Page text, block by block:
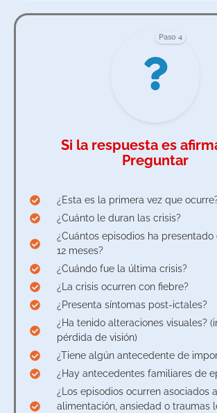
Si la respuesta es
Preguntar
Paso 4
¿Esta es la primera vez que
¿Cuánto le duran las crisis?
¿Cuántos episodios ha
12 meses?
¿Cuándo fue la última crisis?
¿La crisis ocurren con fiebre?
¿Presenta síntomas post-ictales?
¿Ha tenido alteraciones visuales?
pérdida de visión)
¿Tiene algún antecedente de
¿Hay antecedentes familiares de
¿Los episodios ocurren asociados
alimentación, ansiedad o traumas